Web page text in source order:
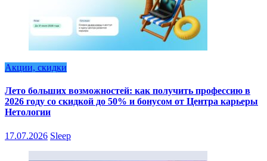
Акции, скидки
Лето больших возможностей: как получить профессию в
2026 году со скидкой до 50% и бонусом от Центра карьеры
Нетологии
17.07.2026 Sleep